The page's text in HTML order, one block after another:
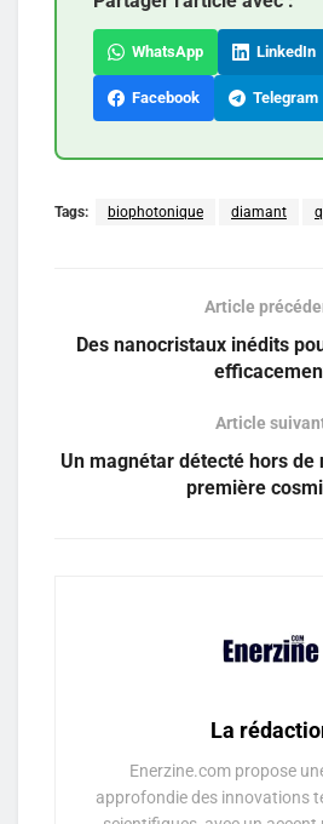
WhatsApp LinkedIn
Facebook Telegram
Tags: biophotonique diamant
Article
Des nanocristaux inédits
Article
Un magnétar détecté hors de
première
La
Enerzine.com propose
approfondie des innovations